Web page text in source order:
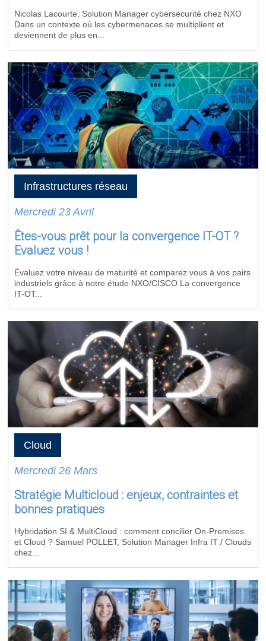
Nicolas Lacourte, Solution Manager cybersécurité chez NXO
Dans un contexte où les cybermenaces se multiplient et
deviennent de plus en...
Infrastructures réseau
Mercredi 23 Avril
Êtes-vous prêt pour la convergence IT-OT ?
Evaluez vous !
Évaluez votre niveau de maturité et comparez vous à vos pairs
industriels grâce à notre étude NXO/CISCO La convergence
IT-OT...
Cloud
Mercredi 26 Mars
Stratégie Multicloud : enjeux, contraintes et
bonnes pratiques
Hybridation SI & MultiCloud : comment concilier On-Premises
et Cloud ? Samuel POLLET, Solution Manager Infra IT / Clouds
chez...